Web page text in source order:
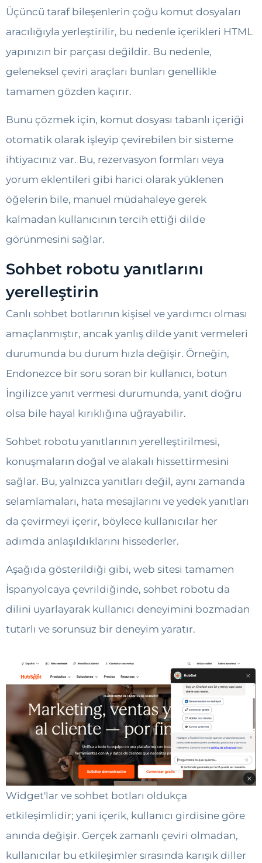
Üçüncü taraf bileşenlerin çoğu komut dosyaları
aracılığıyla yerleştirilir, bu nedenle içerikleri HTML
yapınızın bir parçası değildir. Bu nedenle,
geleneksel çeviri araçları bunları genellikle
tamamen gözden kaçırır.
Bunu çözmek için, komut dosyası tabanlı içeriği
otomatik olarak işleyip çevirebilen bir sisteme
ihtiyacınız var. Bu, rezervasyon formları veya
yorum eklentileri gibi harici olarak yüklenen
öğelerin bile, manuel müdahaleye gerek
kalmadan kullanıcının tercih ettiği dilde
görünmesini sağlar.
Sohbet robotu yanıtlarını
yerelleştirin
Canlı sohbet botlarının kişisel ve yardımcı olması
amaçlanmıştır, ancak yanlış dilde yanıt vermeleri
durumunda bu durum hızla değişir. Örneğin,
Endonezce bir soru soran bir kullanıcı, botun
İngilizce yanıt vermesi durumunda, yanıt doğru
olsa bile hayal kırıklığına uğrayabilir.
Sohbet robotu yanıtlarının yerelleştirilmesi,
konuşmaların doğal ve alakalı hissettirmesini
sağlar. Bu, yalnızca yanıtları değil, aynı zamanda
selamlamaları, hata mesajlarını ve yedek yanıtları
da çevirmeyi içerir, böylece kullanıcılar her
adımda anlaşıldıklarını hissederler.
Aşağıda gösterildiği gibi, web sitesi tamamen
İspanyolcaya çevrildiğinde, sohbet robotu da
dilini uyarlayarak kullanıcı deneyimini bozmadan
tutarlı ve sorunsuz bir deneyim yaratır.
Widget'lar ve sohbet botları oldukça
etkileşimlidir; yani içerik, kullanıcı girdisine göre
anında değişir. Gerçek zamanlı çeviri olmadan,
kullanıcılar bu etkileşimler sırasında karışık diller